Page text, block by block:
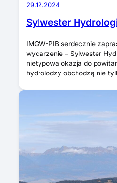
29.12.2024
Sylwester
IMGW-PIB serdecznie
wydarzenie – Sylwester
nietypowa okazja do
hydrolodzy obchodzą nie